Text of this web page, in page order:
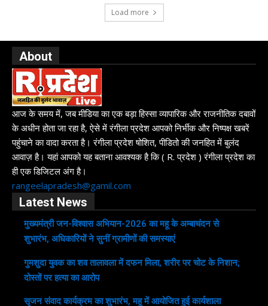
Load more
About
आज के समय में, जब मीडिया का एक बड़ा हिस्सा व्यापारिक और राजनीतिक दबावों
के अधीन होता जा रहा है, ऐसे में रंगीला प्रदेश आपको निर्भीक और निष्पक्ष खबरें
पहुंचाने का वादा करता है। रंगीला प्रदेश षोशित, पीडितो की जनहित में बुलंद
आवाज़ है। यहां आपको यह बताना आवश्यक है कि ( R. प्रदेश ) रंगीला प्रदेश का
ही एक डिजिटल अंग है।
rangeelapradesh@gamil.com
Latest News
मुख्यमंत्री जन-विश्वास अभियान-2026 का महू के अम्बाचंदन से
शुभारंभ, अधिकारियों ने सुनीं ग्रामीणों की समस्याएं
गुमशुदा युवक का शव तालावला में दफन मिला, शरीर पर चोट के निशान;
दोस्तों पर हत्या का आरोप
सृजन संवाद कार्यक्रम का शुभारंभ, महू में आयोजित हुई कार्यशाला